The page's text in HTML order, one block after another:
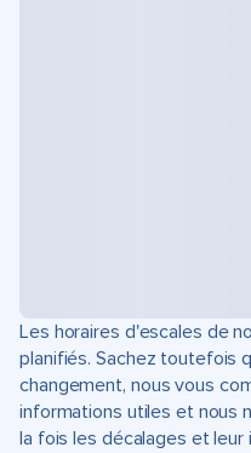
Les horaires d'escales de
planifiés. Sachez toutefois
changement, nous vous
informations utiles et nous
la fois les décalages et